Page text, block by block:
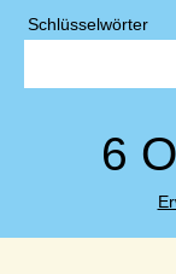
Schlüsselwörter
6